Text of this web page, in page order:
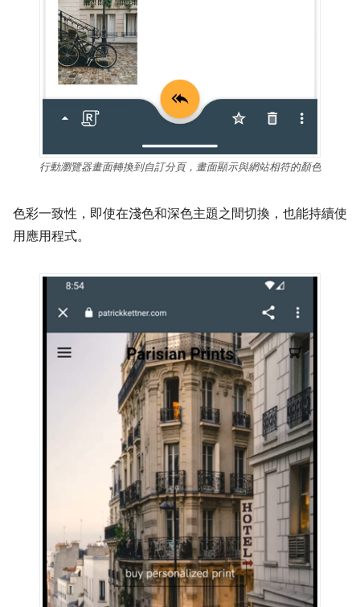
行動瀏覽器畫面轉換到自訂分頁，畫面顯示與網站相符的顏色
色彩一致性，即使在淺色和深色主題之間切換，也能持續使
用應用程式。